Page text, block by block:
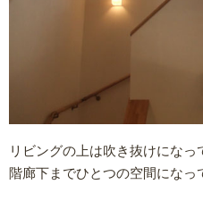
リビングの上は吹き抜けにな
階廊下までひとつの空間になっ